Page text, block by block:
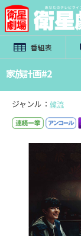
番組表
家族計画#2
ジャンル： 韓流